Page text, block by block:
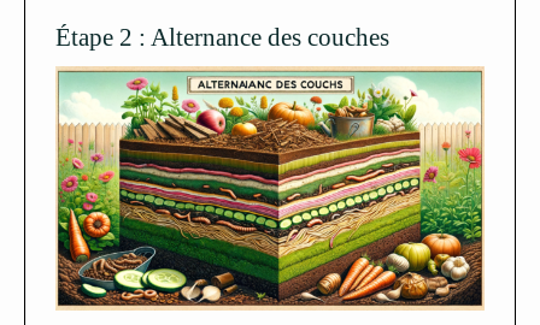
Étape 2 : Alternance des couches